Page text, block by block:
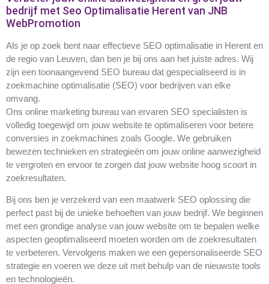
bedrijf met Seo Optimalisatie Herent van JNB
WebPromotion
Als je op zoek bent naar effectieve SEO optimalisatie in Herent en
de regio van Leuven, dan ben je bij ons aan het juiste adres. Wij
zijn een toonaangevend SEO bureau dat gespecialiseerd is in
zoekmachine optimalisatie (SEO) voor bedrijven van elke
omvang.
Ons online marketing bureau van ervaren SEO specialisten is
volledig toegewijd om jouw website te optimaliseren voor betere
conversies in zoekmachines zoals Google. We gebruiken
bewezen technieken en strategieën om jouw online aanwezigheid
te vergroten en ervoor te zorgen dat jouw website hoog scoort in
zoekresultaten.
Bij ons ben je verzekerd van een maatwerk SEO oplossing die
perfect past bij de unieke behoeften van jouw bedrijf. We beginnen
met een grondige analyse van jouw website om te bepalen welke
aspecten geoptimaliseerd moeten worden om de zoekresultaten
te verbeteren. Vervolgens maken we een gepersonaliseerde SEO
strategie en voeren we deze uit met behulp van de nieuwste tools
en technologieën.